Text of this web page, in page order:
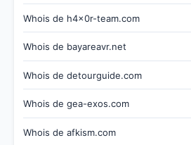
Whois de h4x0r-team.com
Whois de bayareavr.net
Whois de detourguide.com
Whois de gea-exos.com
Whois de afkism.com